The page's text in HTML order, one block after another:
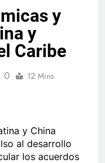
y
y
Caribe
0 12 Mins
y China
al desarrollo
los acuerdos